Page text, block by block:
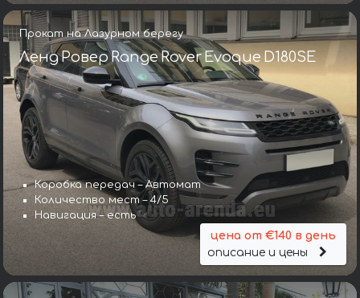
Прокат на Лазурном берегу
Ленд Ровер Range Rover Evoque D180SE
Коробка передач – Автомат
Количество мест – 4/5
Навигация – есть
цена от €140 в день
описание и цены